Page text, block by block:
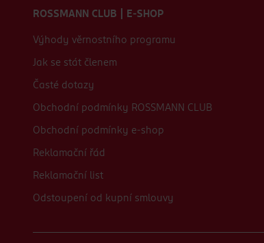
ROSSMANN CLUB | E-SHOP
Výhody věrnostního programu
Jak se stát členem
Časté dotazy
Obchodní podmínky ROSSMANN CLUB
Obchodní podmínky e-shop
Reklamační řád
Reklamační list
Odstoupení od kupní smlouvy